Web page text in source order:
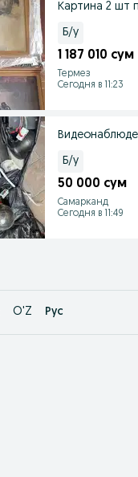
Картина 2 шт
Б/у
1 187 010 сум
Термез
Сегодня в 11:23
Б/у
50 000 сум
Самарканд
Сегодня в 11:49
O'Z Рус